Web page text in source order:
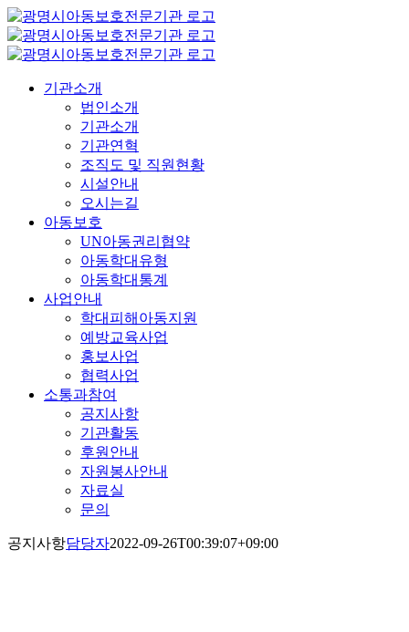
콘
텐
츠
기관소개
법인소개
기관소개
기관연혁
조직도 및 직원현황
시설안내
오시는길
아동보호
UN아동권리협약
아동학대유형
아동학대통계
사업안내
학대피해아동지원
예방교육사업
홍보사업
협력사업
소통과참여
공지사항
기관활동
후원안내
자원봉사안내
자료실
문의
공지사항담당자2022-09-26T00:39:07+09:00